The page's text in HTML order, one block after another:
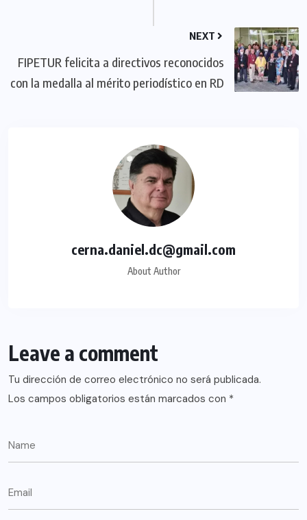
NEXT
FIPETUR felicita a directivos reconocidos
con la medalla al mérito periodístico en RD
cerna.daniel.dc@gmail.com
About Author
Leave a comment
Tu dirección de correo electrónico no será publicada.
Los campos obligatorios están marcados con *